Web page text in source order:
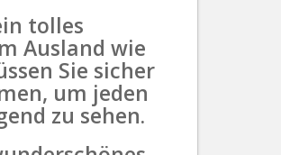
tolles
Ausland wie
Sie sicher
um jeden
zu sehen.